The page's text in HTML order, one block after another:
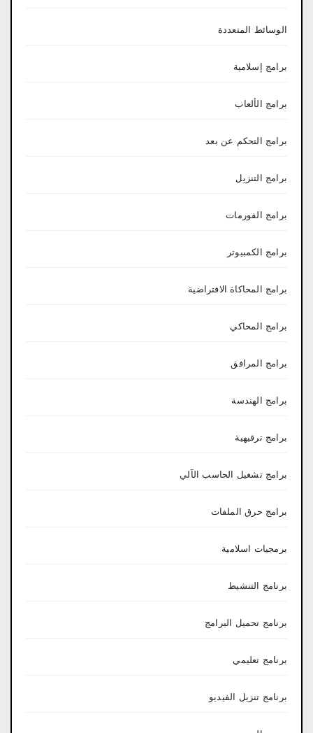
الوسائط المتعددة
برامج إسلامية
برامج الألعاب
برامج التحكم عن بعد
برامج التنزيل
برامج الفورمات
برامج الكمبيوتر
برامج المحاكاة الافتراضية
برامج المحاكي
برامج المرافق
برامج الهندسة
برامج ترفيهية
برامج تشغيل الحاسب الآلي
برامج حرق الملفات
برمجيات اسلامية
برنامج التنشيط
برنامج تحميل البرامج
برنامج تعليمي
برنامج تنزيل الفيديو